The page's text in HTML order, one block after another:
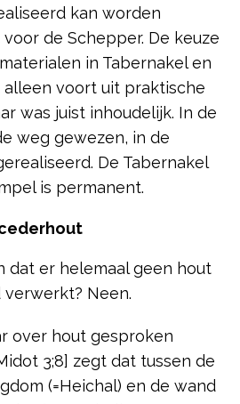
kan worden
de Schepper. De keuze
in Tabernakel en
alleen voort uit praktische
was juist inhoudelijk. In de
weg gewezen, in de
De Tabernakel
is permanent.
dat er helemaal geen hout
verwerkt? Neen.
over hout gesproken
3;8] zegt dat tussen de
(=Heichal) en de wand